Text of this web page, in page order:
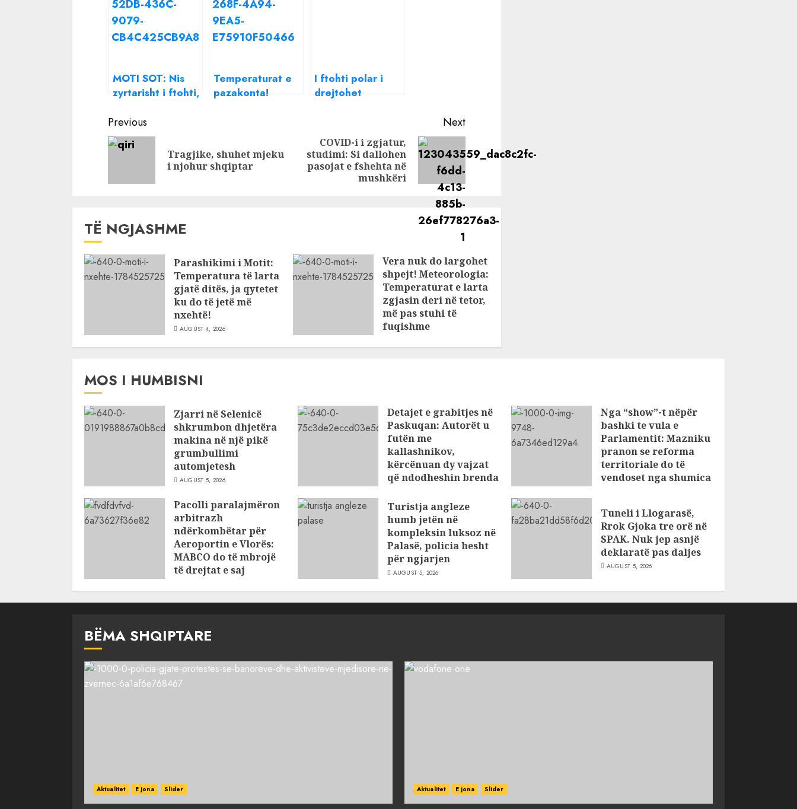
MOTI SOT: Nis
zyrtarisht i ftohti,
temperaturat
gjatë ditës!
Temperaturat e
pazakonta!
rikthehen reshjet
dhe i ftohti
I ftohti polar i
drejtohet
fundjava do të
sjellë surpriza
Continue
Reading
Previous
Previous
post:
Tragjike, shuhet mjeku
i njohur shqiptar
Next
Next
post:
COVID-i i zgjatur,
studimi: Si dallohen
pasojat e fshehta në
mushkëri
TË NGJASHME
Parashikimi i Motit:
Temperatura të larta
gjatë ditës, ja qytetet
ku do të jetë më
nxehtë!
AUGUST 4, 2026
Vera nuk do largohet
shpejt! Meteorologia:
Temperaturat e larta
zgjasin deri në tetor,
më pas stuhi të
fuqishme
MOS I HUMBISNI
Zjarri në Selenicë
shkrumbon dhjetëra
makina në një pikë
grumbullimi
automjetesh
AUGUST 5, 2026
Detajet e grabitjes në
Paskuqan: Autorët u
futën me
kallashnikov,
kërcënuan dy vajzat
që ndodheshin brenda
AUGUST 5, 2026
Nga “show”-t nëpër
bashki te vula e
Parlamentit: Mazniku
pranon se reforma
territoriale do të
vendoset nga shumica
Pacolli paralajmëron
arbitrazh
ndërkombëtar për
Aeroportin e Vlorës:
MABCO do të mbrojë
të drejtat e saj
Turistja angleze
humb jetën në
kompleksin luksoz në
Palasë, policia hesht
për ngjarjen
AUGUST 5, 2026
Tuneli i Llogarasë,
Rrok Gjoka tre orë në
SPAK. Nuk jep asnjë
deklaratë pas daljes
AUGUST 5, 2026
BËMA SHQIPTARE
Aktualitet E jona Slider Aktualitet E jona Slider